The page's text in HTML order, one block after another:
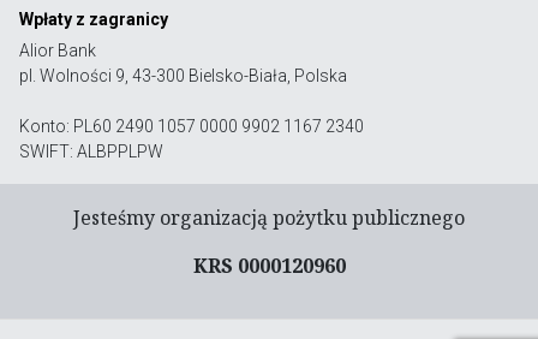
Wpłaty z zagranicy
Alior Bank
pl. Wolności 9, 43-300 Bielsko-Biała, Polska
Konto: PL60 2490 1057 0000 9902 1167 2340
SWIFT: ALBPPLPW
Jesteśmy organizacją pożytku publicznego
KRS 0000120960